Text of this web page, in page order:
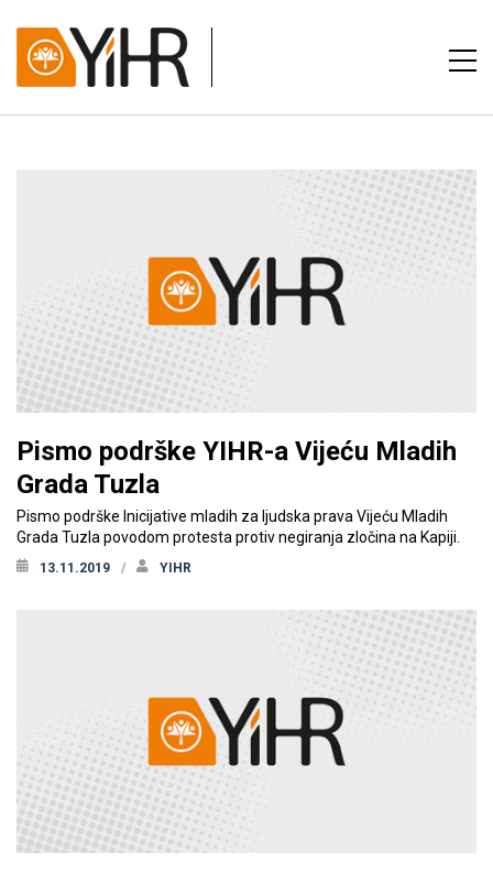
Pismo podrške YIHR-a Vijeću Mladih
Grada Tuzla
Pismo podrške Inicijative mladih za ljudska prava Vijeću Mladih
Grada Tuzla povodom protesta protiv negiranja zločina na Kapiji.
13.11.2019 YIHR